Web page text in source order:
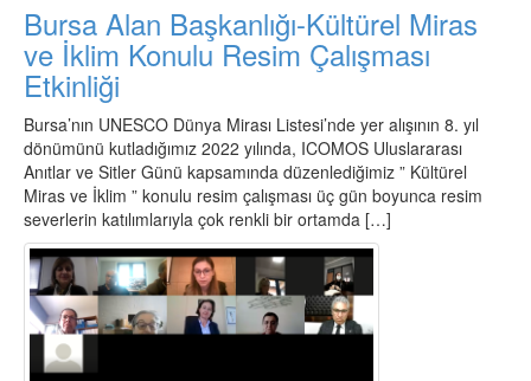
Bursa Alan Başkanlığı-Kültürel Miras
ve İklim Konulu Resim Çalışması
Etkinliği
Bursa’nın UNESCO Dünya Mirası Listesi’nde yer alışının 8. yıl
dönümünü kutladığımız 2022 yılında, ICOMOS Uluslararası
Anıtlar ve Sitler Günü kapsamında düzenlediğimiz ” Kültürel
Miras ve İklim ” konulu resim çalışması üç gün boyunca resim
severlerin katılımlarıyla çok renkli bir ortamda […]